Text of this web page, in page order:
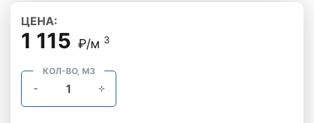
ЦЕНА:
1 115 ₽/м 3
КОЛ-ВО, М3